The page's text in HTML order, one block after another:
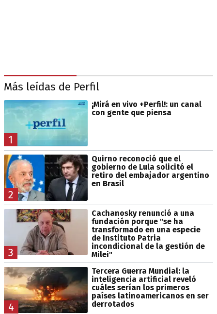
Más leídas de Perfil
1
¡Mirá en vivo +Perfil!: un canal
con gente que piensa
2
Quirno reconoció que el
gobierno de Lula solicitó el
retiro del embajador argentino
en Brasil
3
Cachanosky renunció a una
fundación porque "se ha
transformado en una especie
de Instituto Patria
incondicional de la gestión de
Milei"
4
Tercera Guerra Mundial: la
inteligencia artificial reveló
cuáles serían los primeros
países latinoamericanos en ser
derrotados